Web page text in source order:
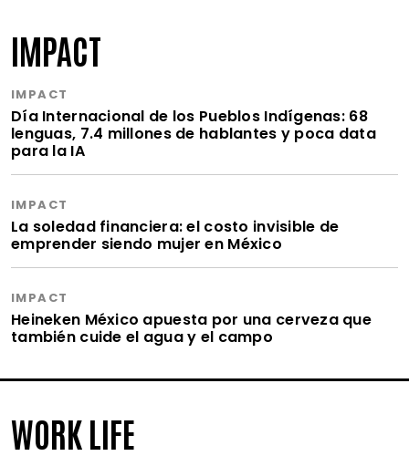
IMPACT
IMPACT
Día Internacional de los Pueblos Indígenas: 68
lenguas, 7.4 millones de hablantes y poca data
para la IA
IMPACT
La soledad financiera: el costo invisible de
emprender siendo mujer en México
IMPACT
Heineken México apuesta por una cerveza que
también cuide el agua y el campo
WORK LIFE